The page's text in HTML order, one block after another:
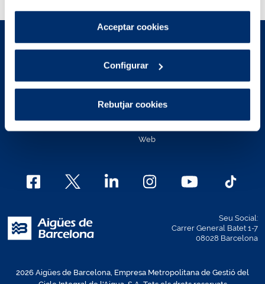
per tant, no es poden desactivar.
Pots consultar més informació a la nostra
Acceptar cookies
Configurar
Rebutjar cookies
Avís Legal Polítiques de privacitat
Política de cookies Àrea de
Clients
Mapa Web
Web
Seu Social:
Carrer General Batet 1-7
08028 Barcelona
2026 Aigües de Barcelona, Empresa Metropolitana de Gestió del